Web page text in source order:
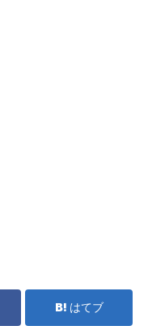
はてブ